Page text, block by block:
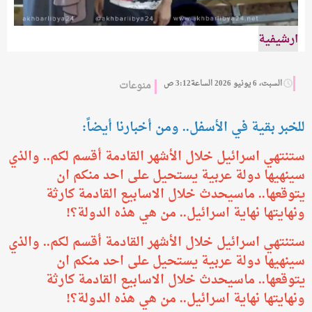
ارشيفية
السبت، 6 يونيو 2026 الساعة3:12 ص منوعات
للخبر بقية في الأسفل.. ومن أخبارنا أيضاً:
ستنتهي اسرائيل خلال الأشهر القادمة أقسم لكم.. والذي
سينهيها دولة عربية يستحيل على احد منكم ان
يتوقعها.. ماسيحدث خلال الاسابيع القادمة كارثة
ونهايتها نهاية اسرائيل.. من هي هذه الدولة؟!
ستنتهي اسرائيل خلال الأشهر القادمة أقسم لكم.. والذي
سينهيها دولة عربية يستحيل على احد منكم ان
يتوقعها.. ماسيحدث خلال الاسابيع القادمة كارثة
ونهايتها نهاية اسرائيل.. من هي هذه الدولة؟!